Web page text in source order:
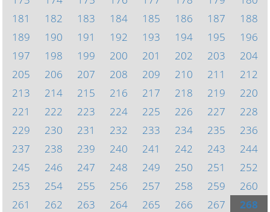
181
182 183 184 185 186 187
188
189
190 191 192 193 194 195
196
197
198 199 200 201 202 203
204
205
206 207 208 209 210 211
212
213
214 215 216 217 218 219
220
221
222 223 224 225 226 227
228
229
230 231 232 233 234 235
236
237
238 239 240 241 242 243
244
245
246 247 248 249 250 251
252
253
254 255 256 257 258 259
260
261
262 263 264 265 266 267
268